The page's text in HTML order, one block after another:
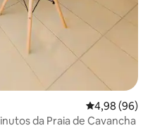
4,98 de uma
4,98 (96)
da Praia de Cavancha